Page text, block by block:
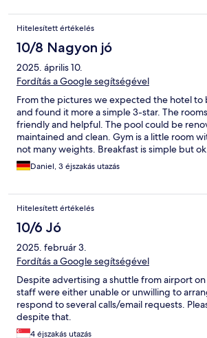
Hitelesített értékelés
10/8 Nagyon jó
2025. április 10.
Fordítás a Google segítségével
From the pictures we expected the hotel
and found it more a simple 3-star. The
friendly and helpful. The pool could be
maintained and clean. Gym is a little room
not many weights. Breakfast is simple but
to the beach and left and right of the hotel
some restaurants. Overall we had a good
Daniel, 3 éjszakás utazás
Hitelesített értékelés
10/6 Jó
2025. február 3.
Fordítás a Google segítségével
Despite advertising a shuttle from airport
staff were either unable or unwilling to
respond to several calls/email requests.
despite that.
4 éjszakás utazás